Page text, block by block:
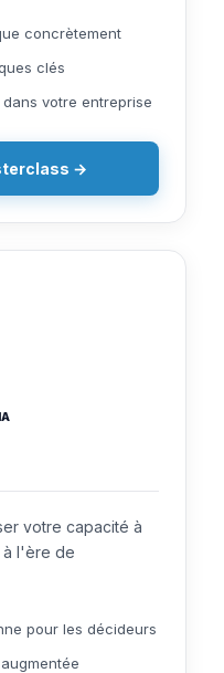
concrètement
clés
votre entreprise
→
IA
votre capacité à
à l'ère de
pour les décideurs